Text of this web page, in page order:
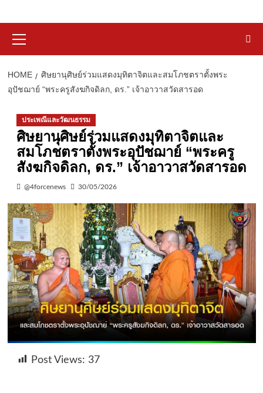
Menu
HOME
ศิษยานุศิษย์ร่วมแสดงมุทิตาจิตและสมโภชตราตั้งพระ
อุปัชฌาย์ “พระครูสังฆกิจดิลก, ดร.” เจ้าอาวาสวัดสารอด
ประเพณีและวัฒนธรรม
ศิษยานุศิษย์ร่วมแสดงมุทิตาจิตและ
สมโภชตราตั้งพระอุปัชฌาย์ “พระครู
สังฆกิจดิลก, ดร.” เจ้าอาวาสวัดสารอด
@4forcenews 30/05/2026
Post Views: 37